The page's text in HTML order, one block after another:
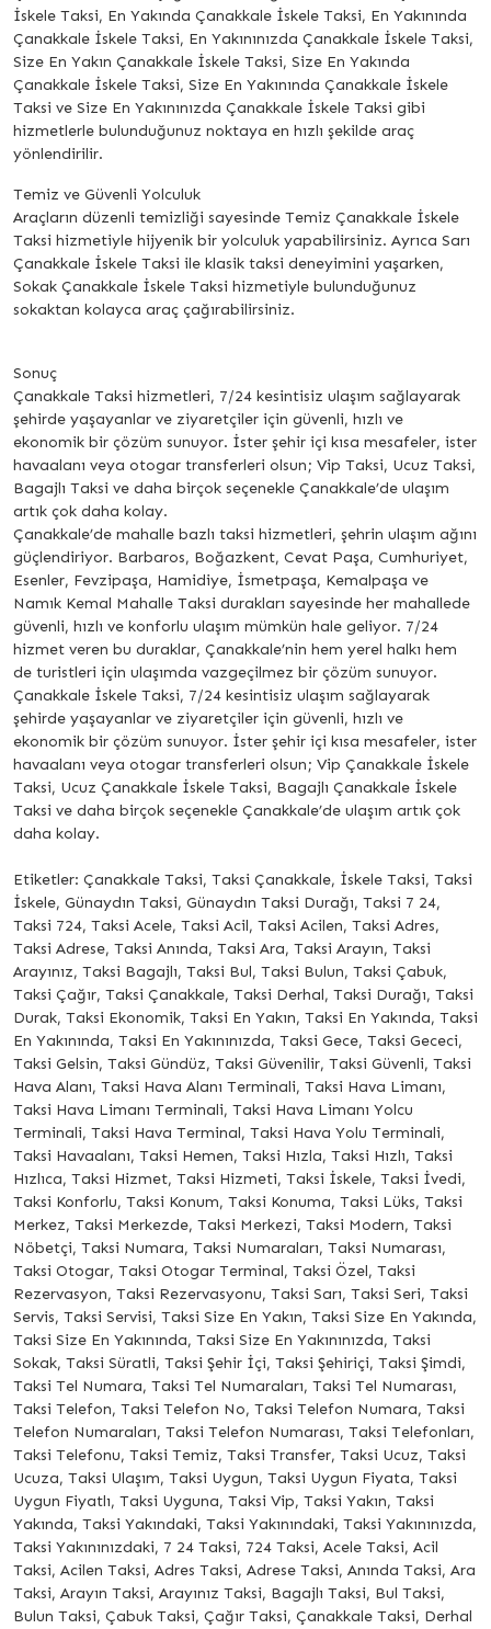
İskele Taksi, En Yakında Çanakkale İskele Taksi, En Yakınında
Çanakkale İskele Taksi, En Yakınınızda Çanakkale İskele Taksi,
Size En Yakın Çanakkale İskele Taksi, Size En Yakında
Çanakkale İskele Taksi, Size En Yakınında Çanakkale İskele
Taksi ve Size En Yakınınızda Çanakkale İskele Taksi gibi
hizmetlerle bulunduğunuz noktaya en hızlı şekilde araç
yönlendirilir.
Temiz ve Güvenli Yolculuk
Araçların düzenli temizliği sayesinde Temiz Çanakkale İskele
Taksi hizmetiyle hijyenik bir yolculuk yapabilirsiniz. Ayrıca Sarı
Çanakkale İskele Taksi ile klasik taksi deneyimini yaşarken,
Sokak Çanakkale İskele Taksi hizmetiyle bulunduğunuz
sokaktan kolayca araç çağırabilirsiniz.
Sonuç
Çanakkale Taksi hizmetleri, 7/24 kesintisiz ulaşım sağlayarak
şehirde yaşayanlar ve ziyaretçiler için güvenli, hızlı ve
ekonomik bir çözüm sunuyor. İster şehir içi kısa mesafeler, ister
havaalanı veya otogar transferleri olsun; Vip Taksi, Ucuz Taksi,
Bagajlı Taksi ve daha birçok seçenekle Çanakkale’de ulaşım
artık çok daha kolay.
Çanakkale’de mahalle bazlı taksi hizmetleri, şehrin ulaşım ağını
güçlendiriyor. Barbaros, Boğazkent, Cevat Paşa, Cumhuriyet,
Esenler, Fevzipaşa, Hamidiye, İsmetpaşa, Kemalpaşa ve
Namık Kemal Mahalle Taksi durakları sayesinde her mahallede
güvenli, hızlı ve konforlu ulaşım mümkün hale geliyor. 7/24
hizmet veren bu duraklar, Çanakkale’nin hem yerel halkı hem
de turistleri için ulaşımda vazgeçilmez bir çözüm sunuyor.
Çanakkale İskele Taksi, 7/24 kesintisiz ulaşım sağlayarak
şehirde yaşayanlar ve ziyaretçiler için güvenli, hızlı ve
ekonomik bir çözüm sunuyor. İster şehir içi kısa mesafeler, ister
havaalanı veya otogar transferleri olsun; Vip Çanakkale İskele
Taksi, Ucuz Çanakkale İskele Taksi, Bagajlı Çanakkale İskele
Taksi ve daha birçok seçenekle Çanakkale’de ulaşım artık çok
daha kolay.
Etiketler: Çanakkale Taksi, Taksi Çanakkale, İskele Taksi, Taksi
İskele, Günaydın Taksi, Günaydın Taksi Durağı, Taksi 7 24,
Taksi 724, Taksi Acele, Taksi Acil, Taksi Acilen, Taksi Adres,
Taksi Adrese, Taksi Anında, Taksi Ara, Taksi Arayın, Taksi
Arayınız, Taksi Bagajlı, Taksi Bul, Taksi Bulun, Taksi Çabuk,
Taksi Çağır, Taksi Çanakkale, Taksi Derhal, Taksi Durağı, Taksi
Durak, Taksi Ekonomik, Taksi En Yakın, Taksi En Yakında, Taksi
En Yakınında, Taksi En Yakınınızda, Taksi Gece, Taksi Gececi,
Taksi Gelsin, Taksi Gündüz, Taksi Güvenilir, Taksi Güvenli, Taksi
Hava Alanı, Taksi Hava Alanı Terminali, Taksi Hava Limanı,
Taksi Hava Limanı Terminali, Taksi Hava Limanı Yolcu
Terminali, Taksi Hava Terminal, Taksi Hava Yolu Terminali,
Taksi Havaalanı, Taksi Hemen, Taksi Hızla, Taksi Hızlı, Taksi
Hızlıca, Taksi Hizmet, Taksi Hizmeti, Taksi İskele, Taksi İvedi,
Taksi Konforlu, Taksi Konum, Taksi Konuma, Taksi Lüks, Taksi
Merkez, Taksi Merkezde, Taksi Merkezi, Taksi Modern, Taksi
Nöbetçi, Taksi Numara, Taksi Numaraları, Taksi Numarası,
Taksi Otogar, Taksi Otogar Terminal, Taksi Özel, Taksi
Rezervasyon, Taksi Rezervasyonu, Taksi Sarı, Taksi Seri, Taksi
Servis, Taksi Servisi, Taksi Size En Yakın, Taksi Size En Yakında,
Taksi Size En Yakınında, Taksi Size En Yakınınızda, Taksi
Sokak, Taksi Süratli, Taksi Şehir İçi, Taksi Şehiriçi, Taksi Şimdi,
Taksi Tel Numara, Taksi Tel Numaraları, Taksi Tel Numarası,
Taksi Telefon, Taksi Telefon No, Taksi Telefon Numara, Taksi
Telefon Numaraları, Taksi Telefon Numarası, Taksi Telefonları,
Taksi Telefonu, Taksi Temiz, Taksi Transfer, Taksi Ucuz, Taksi
Ucuza, Taksi Ulaşım, Taksi Uygun, Taksi Uygun Fiyata, Taksi
Uygun Fiyatlı, Taksi Uyguna, Taksi Vip, Taksi Yakın, Taksi
Yakında, Taksi Yakındaki, Taksi Yakınındaki, Taksi Yakınınızda,
Taksi Yakınınızdaki, 7 24 Taksi, 724 Taksi, Acele Taksi, Acil
Taksi, Acilen Taksi, Adres Taksi, Adrese Taksi, Anında Taksi, Ara
Taksi, Arayın Taksi, Arayınız Taksi, Bagajlı Taksi, Bul Taksi,
Bulun Taksi, Çabuk Taksi, Çağır Taksi, Çanakkale Taksi, Derhal